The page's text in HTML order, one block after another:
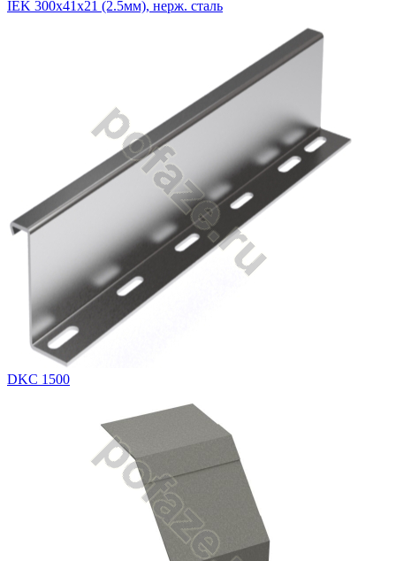
IEK 300х41х21 (2.5мм), нерж. сталь
DKC 1500